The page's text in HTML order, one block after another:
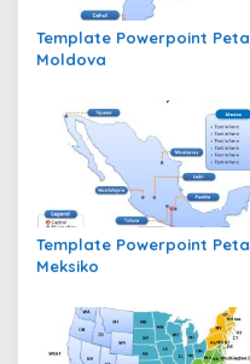
p
o
Template Powerpoint Peta
Moldova
Template Powerpoint Peta
Meksiko